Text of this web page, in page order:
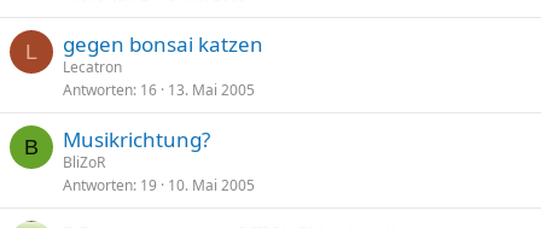
L gegen bonsai katzen
Lecatron
Antworten 16 13. Mai 2005
B Musikrichtung?
BliZoR
Antworten 19 10. Mai 2005